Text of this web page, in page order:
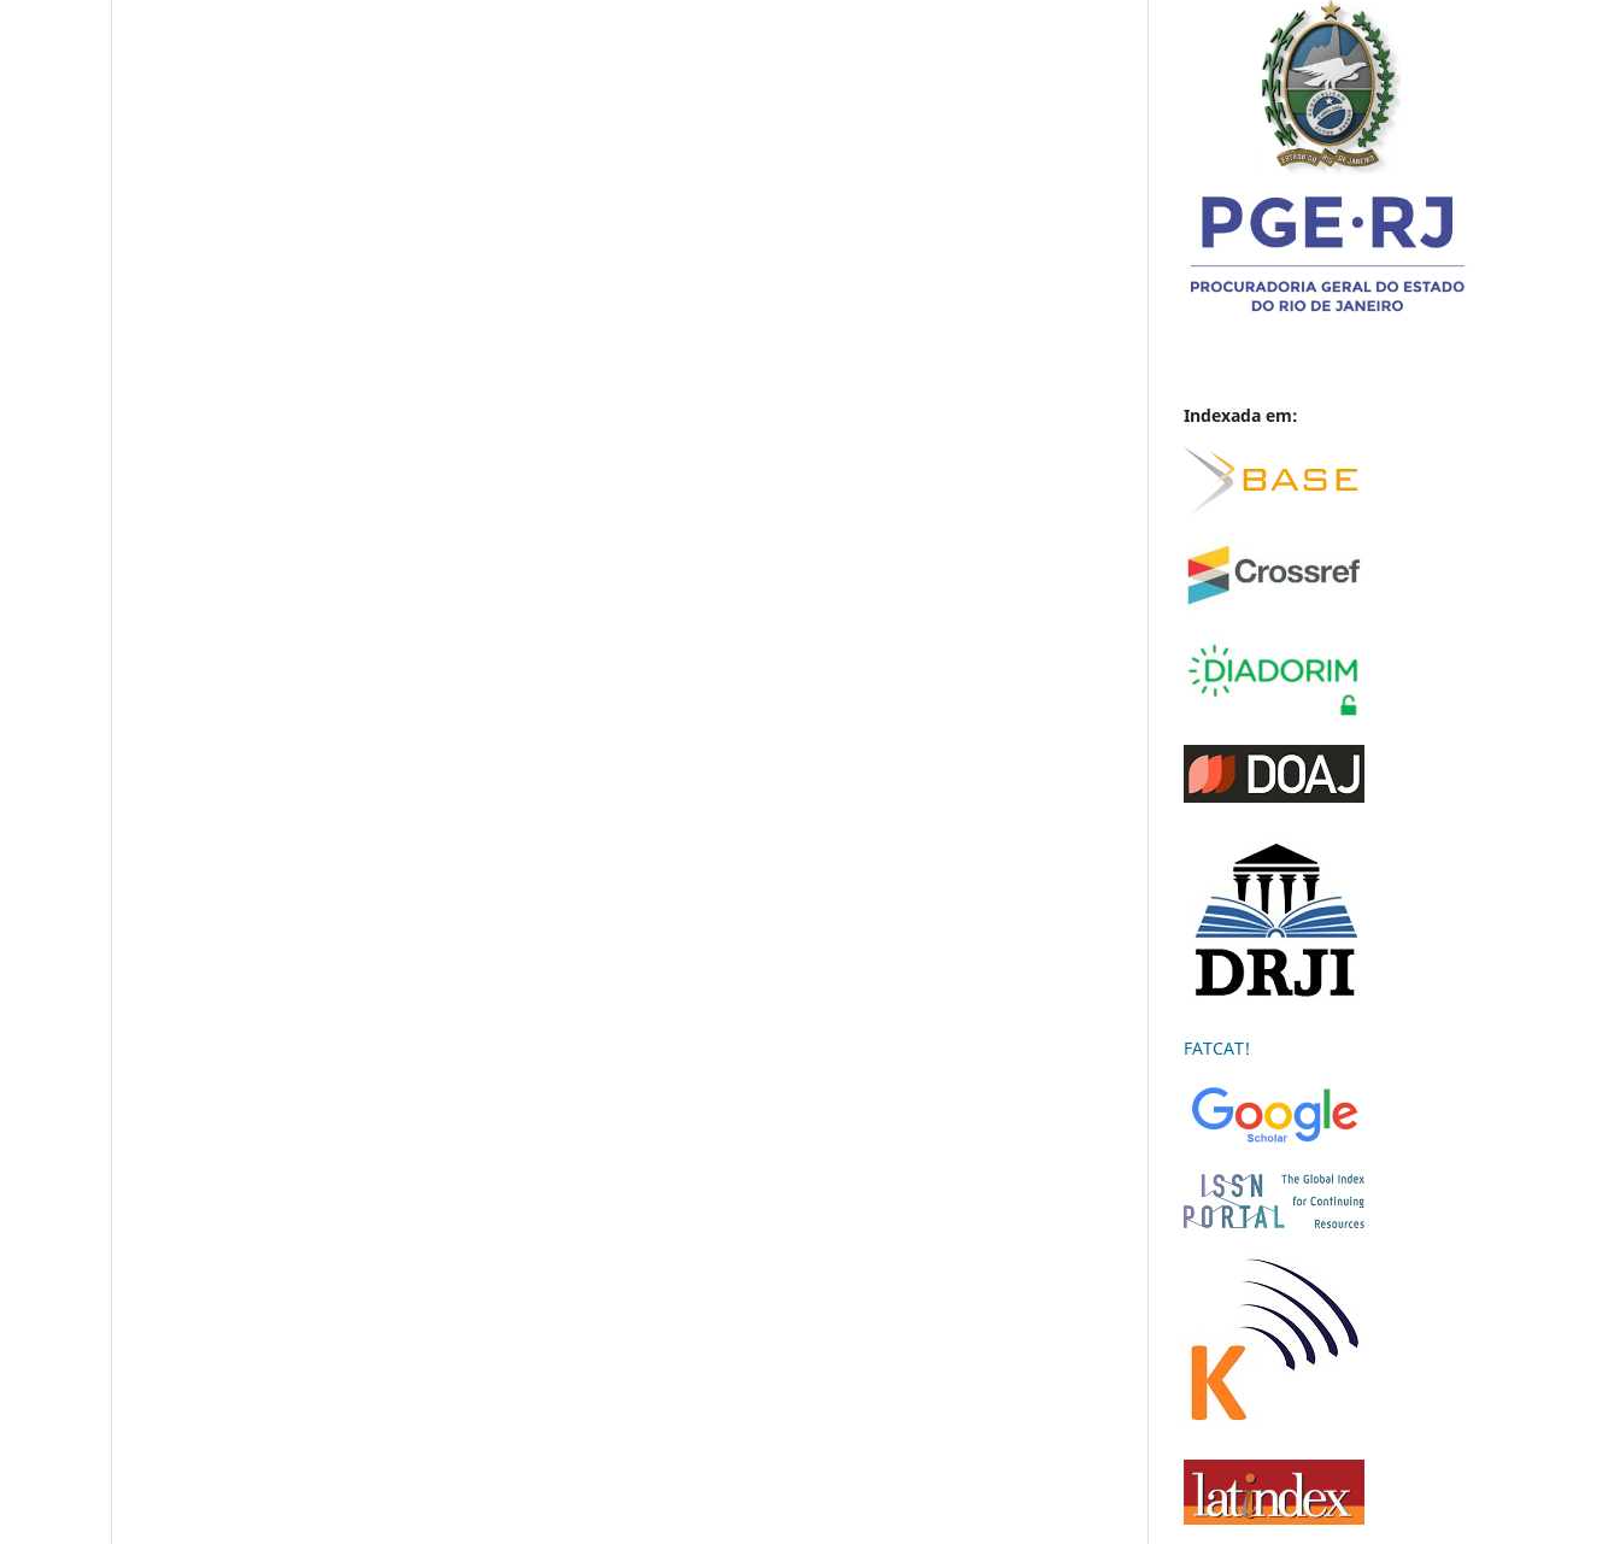
Indexada em:
FATCAT!